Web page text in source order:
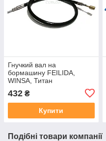
Гнучкий вал на
бормашину FEILIDA,
WINSA, Титан
432 ₴
Купити
Подібні товари компанії